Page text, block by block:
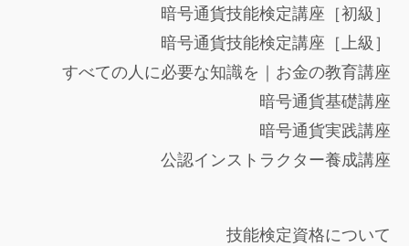
暗号通貨技能検定講座［初級］
暗号通貨技能検定講座［上級］
すべての人に必要な知識を｜お金の教育講座
暗号通貨基礎講座
暗号通貨実践講座
公認インストラクター養成講座
技能検定資格について